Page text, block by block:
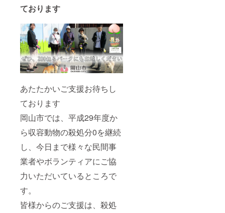
ております
あたたかいご支援お待ちし
ております
岡山市では、平成29年度か
ら収容動物の殺処分0を継続
し、今日まで様々な民間事
業者やボランティアにご協
力いただいているところで
す。
皆様からのご支援は、殺処